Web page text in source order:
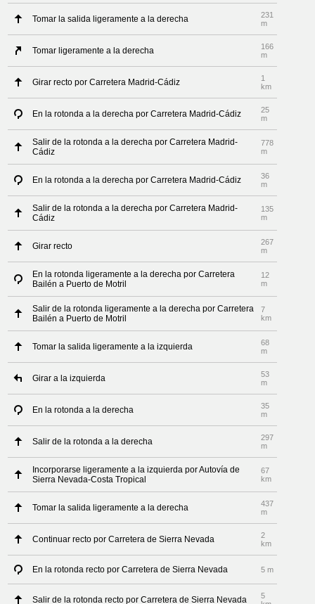
Tomar la salida ligeramente a la derecha
231
m
Tomar ligeramente a la derecha
166
m
Girar recto por Carretera Madrid-Cádiz
1
km
En la rotonda a la derecha por Carretera Madrid-Cádiz
25
m
Salir de la rotonda a la derecha por Carretera Madrid-
Cádiz
778
m
En la rotonda a la derecha por Carretera Madrid-Cádiz
36
m
Salir de la rotonda a la derecha por Carretera Madrid-
Cádiz
135
m
Girar recto
267
m
En la rotonda ligeramente a la derecha por Carretera
Bailén a Puerto de Motril
12
m
Salir de la rotonda ligeramente a la derecha por Carretera
Bailén a Puerto de Motril
7
km
Tomar la salida ligeramente a la izquierda
68
m
Girar a la izquierda
53
m
En la rotonda a la derecha
35
m
Salir de la rotonda a la derecha
297
m
Incorporarse ligeramente a la izquierda por Autovía de
Sierra Nevada-Costa Tropical
67
km
Tomar la salida ligeramente a la derecha
437
m
Continuar recto por Carretera de Sierra Nevada
2
km
En la rotonda recto por Carretera de Sierra Nevada 5 m
Salir de la rotonda recto por Carretera de Sierra Nevada
5